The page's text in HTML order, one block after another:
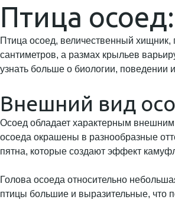
Птица
Птица осоед, величественный
сантиметров, а размах крыльев
узнать больше о биологии, поведении
Внешний вид
Осоед обладает характерным внешним
осоеда окрашены в разнообразные
пятна, которые создают эффект
Голова осоеда относительно
птицы большие и выразительные, что